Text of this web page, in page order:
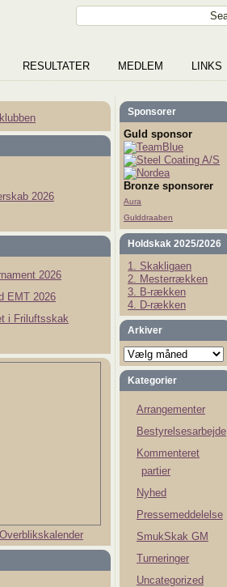
RESULTATER MEDLEM LINKS
2026
2026
EMT 2026
i Friluftsskak
Overblikskalender
Sponsorer
Guld sponsor
Bronze sponsorer
Aura
Gulddraaben
Holdskak 2025/2026
1. Skakligaen
2. Mesterrækken
3. B-rækken
4. D-rækken
Arkiver
Arkiver
Kategorier
Arrangementer
Bestyrelsesarbejde
Kommenteret
partier
Nyhed
Pressemeddelelse
SmukSkak GM
Turneringer
Uncategorized